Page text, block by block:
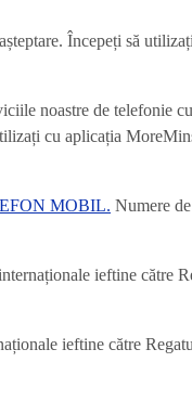
Începeți să
noastre de telefonie
cu aplicația
MOBIL. Numere
ieftine către
ieftine către